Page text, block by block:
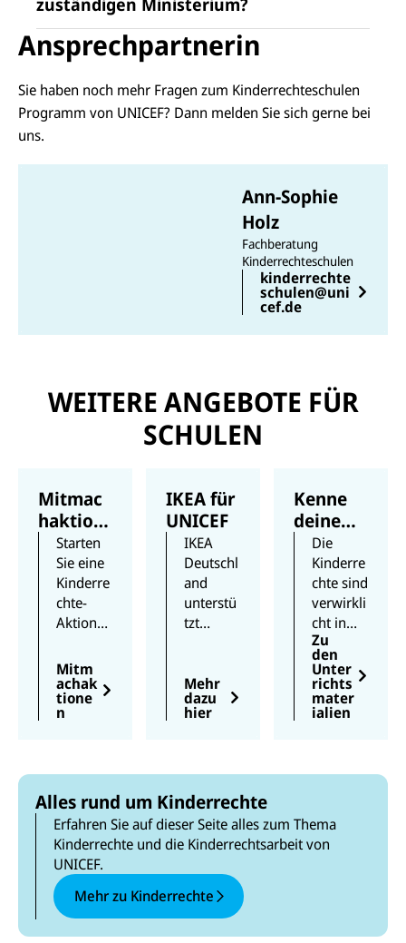
zuständigen Ministerium?
Ansprechpartnerin
Sie haben noch mehr Fragen zum Kinderrechteschulen
Programm von UNICEF? Dann melden Sie sich gerne bei
uns.
Ann-Sophie
Holz
Fachberatung
Kinderrechteschulen
kinderrechte
schulen@uni
cef.de
WEITERE ANGEBOTE FÜR
SCHULEN
Mitmac
haktion
enStarten
Sie eine
Kinderre
chte-
Aktion
Schule!
Ideen
und die
nötigen
hrung
bekomm
en Sie
von uns.
Mitm
achak
tione
n
IKEA für
UNICEF
IKEA
Deutschl
and
unterstü
tzt
die UN-
Kinderre
chtskonv
ht und
Schulallt
ag zu
Mehr
dazu
hier
Kenne
deine
Rechte!
Die
Kinderre
chte sind
verwirkli
cht in
der UN-
Kinderre
chtskonv
ention.
Wir
ialien an,
damit
Zu
den
Unter
richts
mater
ialien
Alles rund um Kinderrechte
Erfahren Sie auf dieser Seite alles zum Thema
Kinderrechte und die Kinderrechtsarbeit von
UNICEF.
Mehr zu Kinderrechte